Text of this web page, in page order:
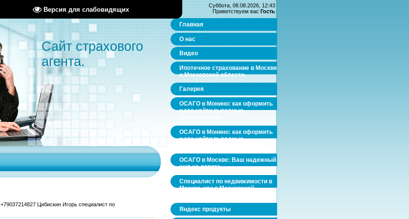
Версия для слабовидящих
Сайт страхового
агента.
+79037214827 Цибискин Игорь специалист по
Суббота, 08.08.2026, 12:43
Приветствуем вас Гость
Главная
О нас
Видео
Ипотечное страхование в Москве
и Московской области.
Галерея
ОСАГО в Монино: как оформить
и где найти выгодные
ОСАГО в Монино: как оформить
и где найти выгодные
ОСАГО в Москве: Ваш надежный
щит на дороге
Специалист по недвижимости в
Москве или в Московской
Яндекс продукты